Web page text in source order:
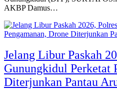
AKBP Damus…
Jelang Libur Paskah
Gunungkidul Perketat
Diterjunkan Pantau